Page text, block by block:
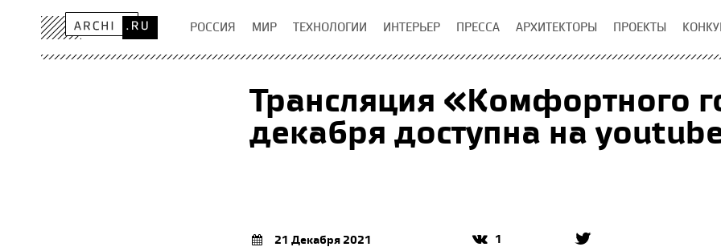
РОССИЯ МИР ТЕХНОЛОГИИ ИНТЕРЬЕР ПРЕССА АРХИТЕКТОРЫ ПРОЕКТЫ
Трансляция «Комфортного
декабря доступна на
21 Декабря 2021 1